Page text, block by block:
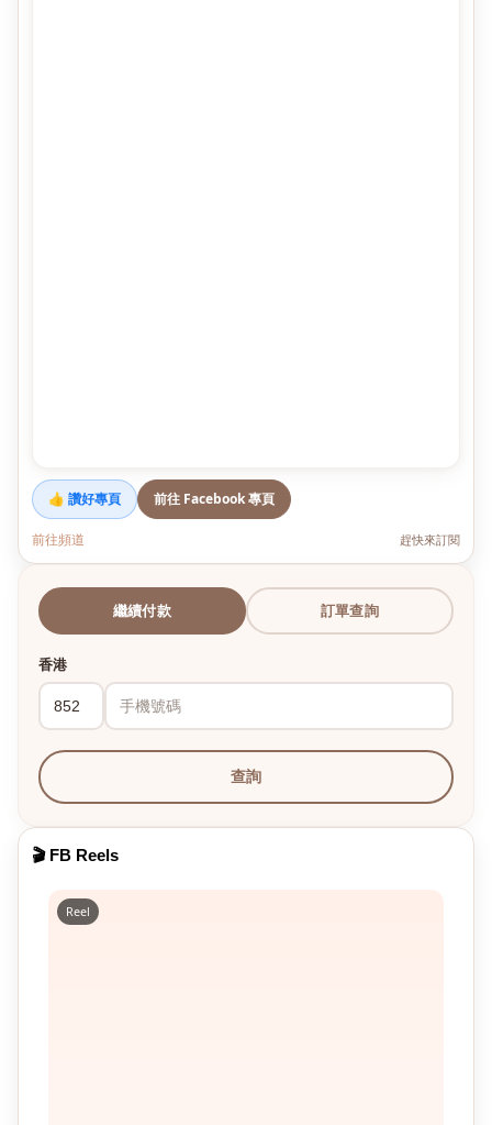
👍 讚好專頁 前往 Facebook 專頁
前往頻道 趕快來訂閱
繼續付款 訂單查詢
香港
查詢
🎬 FB Reels
Reel